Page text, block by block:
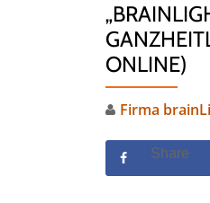
ONLINE)
Firma
Share